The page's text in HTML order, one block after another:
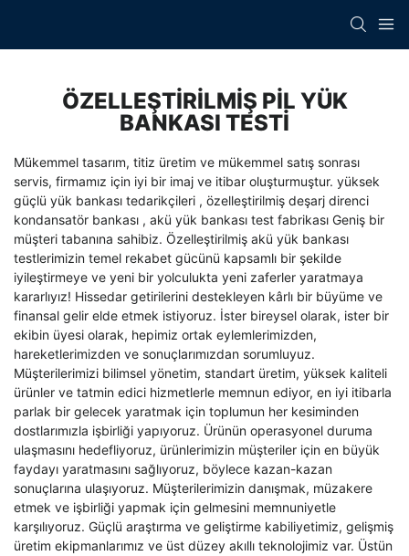
ÖZELLEŞTIRILMIŞ PIL YÜK
BANKASI TESTI
Mükemmel tasarım, titiz üretim ve mükemmel satış sonrası
servis, firmamız için iyi bir imaj ve itibar oluşturmuştur. yüksek
güçlü yük bankası tedarikçileri , özelleştirilmiş deşarj direnci
kondansatör bankası , akü yük bankası test fabrikası Geniş bir
müşteri tabanına sahibiz. Özelleştirilmiş akü yük bankası
testlerimizin temel rekabet gücünü kapsamlı bir şekilde
iyileştirmeye ve yeni bir yolculukta yeni zaferler yaratmaya
kararlıyız! Hissedar getirilerini destekleyen kârlı bir büyüme ve
finansal gelir elde etmek istiyoruz. İster bireysel olarak, ister bir
ekibin üyesi olarak, hepimiz ortak eylemlerimizden,
hareketlerimizden ve sonuçlarımızdan sorumluyuz.
Müşterilerimizi bilimsel yönetim, standart üretim, yüksek kaliteli
ürünler ve tatmin edici hizmetlerle memnun ediyor, en iyi itibarla
parlak bir gelecek yaratmak için toplumun her kesiminden
dostlarımızla işbirliği yapıyoruz. Ürünün operasyonel duruma
ulaşmasını hedefliyoruz, ürünlerimizin müşteriler için en büyük
faydayı yaratmasını sağlıyoruz, böylece kazan-kazan
sonuçlarına ulaşıyoruz. Müşterilerimizin danışmak, müzakere
etmek ve işbirliği yapmak için gelmesini memnuniyetle
karşılıyoruz. Güçlü araştırma ve geliştirme kabiliyetimiz, gelişmiş
üretim ekipmanlarımız ve üst düzey akıllı teknolojimiz var. Üstün